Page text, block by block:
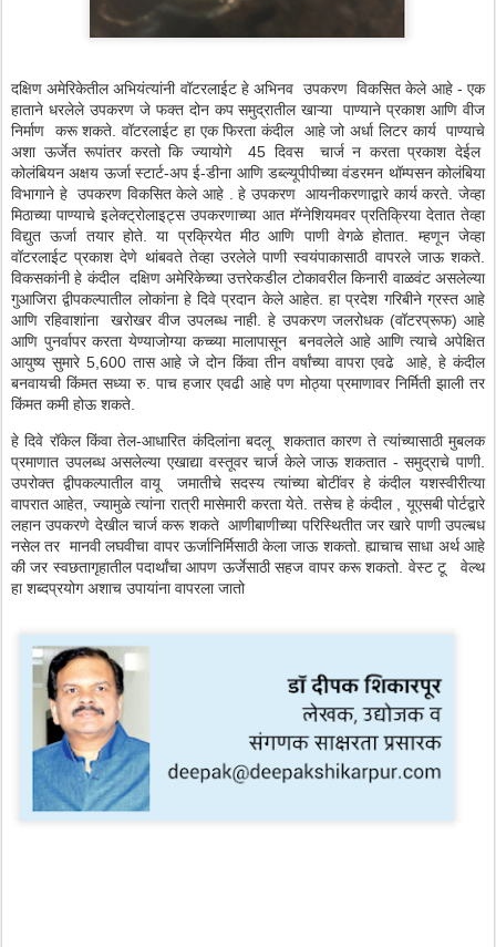
दक्षिण अमेरिकेतील अभियंत्यांनी वॉटरलाईट हे अभिनव उपकरण विकसित केले आहे - एक
हाताने धरलेले उपकरण जे फक्त दोन कप समुद्रातील खाऱ्या पाण्याने प्रकाश आणि वीज
निर्माण करू शकते. वॉटरलाईट हा एक फिरता कंदील आहे जो अर्धा लिटर कार्य पाण्याचे
अशा ऊर्जेत रूपांतर करतो कि ज्यायोगे 45 दिवस चार्ज न करता प्रकाश देईल
कोलंबियन अक्षय ऊर्जा स्टार्ट-अप ई-डीना आणि डब्ल्यूपीपीच्या वंडरमन थॉम्पसन कोलंबिया
विभागाने हे उपकरण विकसित केले आहे . हे उपकरण आयनीकरणाद्वारे कार्य करते. जेव्हा
मिठाच्या पाण्याचे इलेक्ट्रोलाइट्स उपकरणाच्या आत मॅग्नेशियमवर प्रतिक्रिया देतात तेव्हा
विद्युत ऊर्जा तयार होते. या प्रक्रियेत मीठ आणि पाणी वेगळे होतात. म्हणून जेव्हा
वॉटरलाईट प्रकाश देणे थांबवते तेव्हा उरलेले पाणी स्वयंपाकासाठी वापरले जाऊ शकते.
विकसकांनी हे कंदील दक्षिण अमेरिकेच्या उत्तरेकडील टोकावरील किनारी वाळवंट असलेल्या
गुआजिरा द्वीपकल्पातील लोकांना हे दिवे प्रदान केले आहेत. हा प्रदेश गरिबीने ग्रस्त आहे
आणि रहिवाशांना खरोखर वीज उपलब्ध नाही. हे उपकरण जलरोधक (वॉटरप्रूफ) आहे
आणि पुनर्वापर करता येण्याजोग्या कच्च्या मालापासून बनवलेले आहे आणि त्याचे अपेक्षित
आयुष्य सुमारे 5,600 तास आहे जे दोन किंवा तीन वर्षांच्या वापरा एवढे आहे, हे कंदील
बनवायची किंमत सध्या रु. पाच हजार एवढी आहे पण मोठ्या प्रमाणावर निर्मिती झाली तर
किंमत कमी होऊ शकते.
हे दिवे रॉकेल किंवा तेल-आधारित कंदिलांना बदलू शकतात कारण ते त्यांच्यासाठी मुबलक
प्रमाणात उपलब्ध असलेल्या एखाद्या वस्तूवर चार्ज केले जाऊ शकतात - समुद्राचे पाणी.
उपरोक्त द्वीपकल्पातील वायू जमातीचे सदस्य त्यांच्या बोटींवर हे कंदील यशस्वीरीत्या
वापरात आहेत, ज्यामुळे त्यांना रात्री मासेमारी करता येते. तसेच हे कंदील , यूएसबी पोर्टद्वारे
लहान उपकरणे देखील चार्ज करू शकते आणीबाणीच्या परिस्थितीत जर खारे पाणी उपल्बध
नसेल तर मानवी लघवीचा वापर ऊर्जानिर्मिसाठी केला जाऊ शकतो. ह्याचाच साधा अर्थ आहे
की जर स्वछतागृहातील पदार्थांचा आपण ऊर्जेसाठी सहज वापर करू शकतो. वेस्ट टू वेल्थ
हा शब्दप्रयोग अशाच उपायांना वापरला जातो